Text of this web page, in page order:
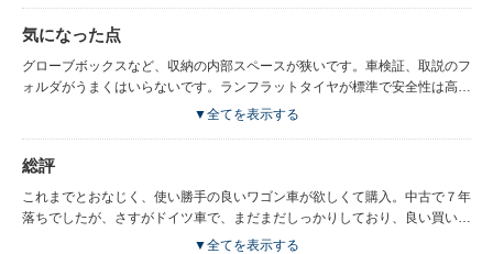
気になった点
グローブボックスなど、収納の内部スペースが狭いです。車検証、取説のフ
ォルダがうまくはいらないです。ランフラットタイヤが標準で安全性は高い
と思いますが、まだ種類がすくなく、維持費の点では高くつきます。
▼全てを表示する
総評
これまでとおなじく、使い勝手の良いワゴン車が欲しくて購入。中古で７年
落ちでしたが、さすがドイツ車で、まだまだしっかりしており、良い買い物
▼全てを表示する